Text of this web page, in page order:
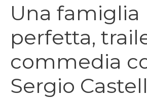
Una famiglia
perfetta,
commedia
Sergio